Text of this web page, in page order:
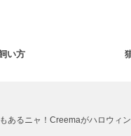
い方
あるニャ！Creemaがハロウィ